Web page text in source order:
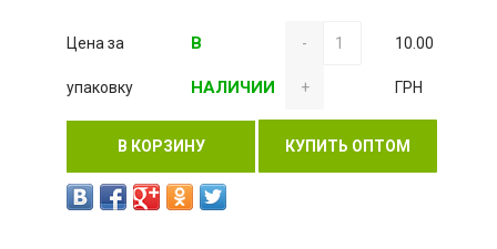
Цена за
упаковку
В
НАЛИЧИИ
-
+
10.00
ГРН
В КОРЗИНУ КУПИТЬ ОПТОМ